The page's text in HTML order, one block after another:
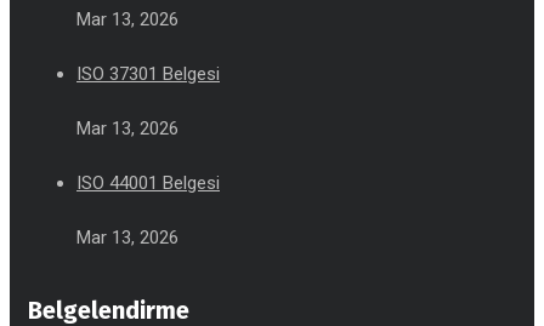
Mar 13, 2026
ISO 37301 Belgesi
Mar 13, 2026
ISO 44001 Belgesi
Mar 13, 2026
Belgelendirme